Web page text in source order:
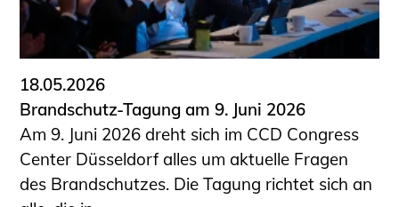
18.05.2026
Brandschutz-Tagung am 9. Juni 2026
Am 9. Juni 2026 dreht sich im CCD Congress
Center Düsseldorf alles um aktuelle Fragen
des Brandschutzes. Die Tagung richtet sich an